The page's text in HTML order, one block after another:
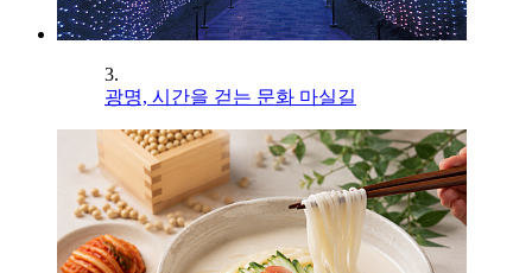
3.
광명, 시간을 걷는 문화 마실길